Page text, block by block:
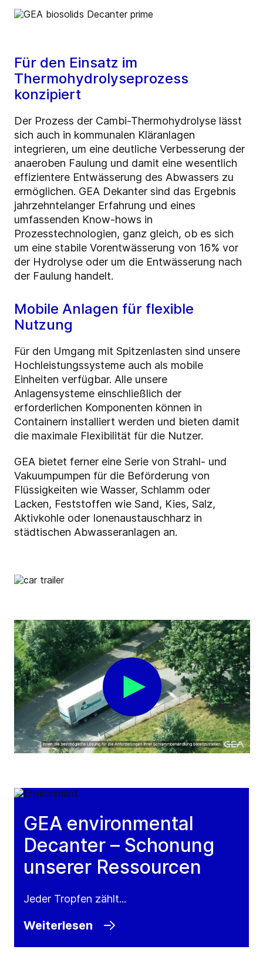
Für den Einsatz im
Thermohydrolyseprozess
konzipiert
Der Prozess der Cambi-Thermohydrolyse lässt
sich auch in kommunalen Kläranlagen
integrieren, um eine deutliche Verbesserung der
anaeroben Faulung und damit eine wesentlich
effizientere Entwässerung des Abwassers zu
ermöglichen. GEA Dekanter sind das Ergebnis
jahrzehntelanger Erfahrung und eines
umfassenden Know-hows in
Prozesstechnologien, ganz gleich, ob es sich
um eine stabile Vorentwässerung von 16% vor
der Hydrolyse oder um die Entwässerung nach
der Faulung handelt.
Mobile Anlagen für flexible
Nutzung
Für den Umgang mit Spitzenlasten sind unsere
Hochleistungssysteme auch als mobile
Einheiten verfügbar. Alle unsere
Anlagensysteme einschließlich der
erforderlichen Komponenten können in
Containern installiert werden und bieten damit
die maximale Flexibilität für die Nutzer.
GEA bietet ferner eine Serie von Strahl- und
Vakuumpumpen für die Beförderung von
Flüssigkeiten wie Wasser, Schlamm oder
Lacken, Feststoffen wie Sand, Kies, Salz,
Aktivkohle oder Ionenaustauschharz in
städtischen Abwasseranlagen an.
GEA environmental
Decanter – Schonung
unserer Ressourcen
Jeder Tropfen zählt...
Weiterlesen